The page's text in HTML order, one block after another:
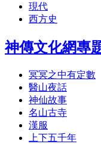
現代
西方史
神傳文化網專
冥冥之中有定數
醫山夜話
神仙故事
名山古寺
漢服
上下五千年